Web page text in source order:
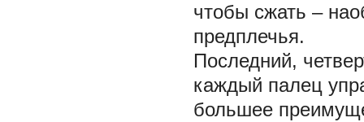
чтобы сжать –
предплечья.
Последний,
каждый палец
большее